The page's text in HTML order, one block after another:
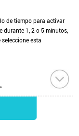
de tiempo para activar
durante 1, 2 o 5 minutos,
esta
•
MÓVIL
•